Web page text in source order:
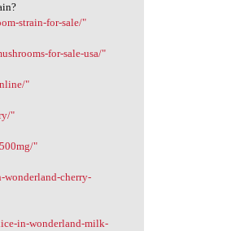
strain-for-sale/"
for-sale-usa/"
"
"
"
cherry-
in-wonderland-milk-